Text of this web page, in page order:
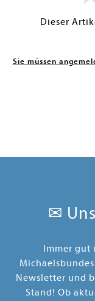
Dieser
Sie müssen
✉
Immer gut
Newsletter und
Stand! Ob